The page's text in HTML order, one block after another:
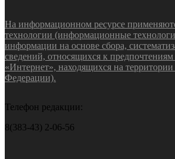
На информационном ресурсе
технологии (информационные
информации на основе сбора,
сведений, относящихся к предпочтениям
«Интернет», находящихся на
Федерации).
Телефон редакции:
8(383-43) 2-06-56